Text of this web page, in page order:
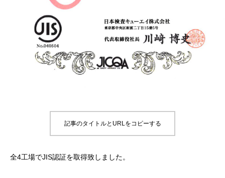
記事のタイトルとURLをコピーする
全4工場でJIS認証を取得致しました。